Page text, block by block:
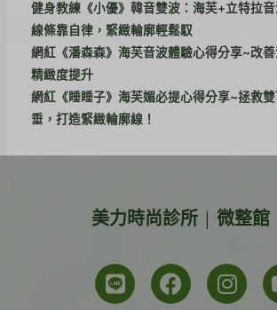
健身教練《小優》韓音雙波：海芙+立特拉
線條靠自律，緊緻輪廓輕鬆馭
網紅《潘森森》海芙音波體驗心得分享~改
精緻度提升
網紅《睡睡子》海芙媚必提心得分享~拯救
垂，打造緊緻輪廓線！
美力時尚診所 | 微整館